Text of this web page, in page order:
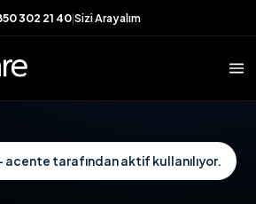
302 21 40|Sizi Arayalım
acente tarafından aktif kullanılıyor.